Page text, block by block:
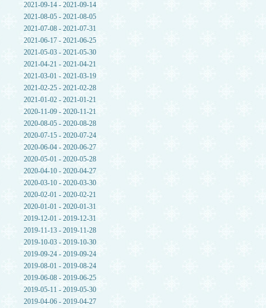
2021-09-14 - 2021-09-14
2021-08-05 - 2021-08-05
2021-07-08 - 2021-07-31
2021-06-17 - 2021-06-25
2021-05-03 - 2021-05-30
2021-04-21 - 2021-04-21
2021-03-01 - 2021-03-19
2021-02-25 - 2021-02-28
2021-01-02 - 2021-01-21
2020-11-09 - 2020-11-21
2020-08-05 - 2020-08-28
2020-07-15 - 2020-07-24
2020-06-04 - 2020-06-27
2020-05-01 - 2020-05-28
2020-04-10 - 2020-04-27
2020-03-10 - 2020-03-30
2020-02-01 - 2020-02-21
2020-01-01 - 2020-01-31
2019-12-01 - 2019-12-31
2019-11-13 - 2019-11-28
2019-10-03 - 2019-10-30
2019-09-24 - 2019-09-24
2019-08-01 - 2019-08-24
2019-06-08 - 2019-06-25
2019-05-11 - 2019-05-30
2019-04-06 - 2019-04-27